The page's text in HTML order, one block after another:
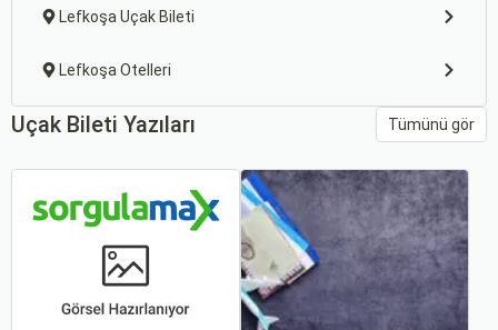
Lefkoşa Uçak Bileti
Lefkoşa Otelleri
Uçak Bileti Yazıları Tümünü gör